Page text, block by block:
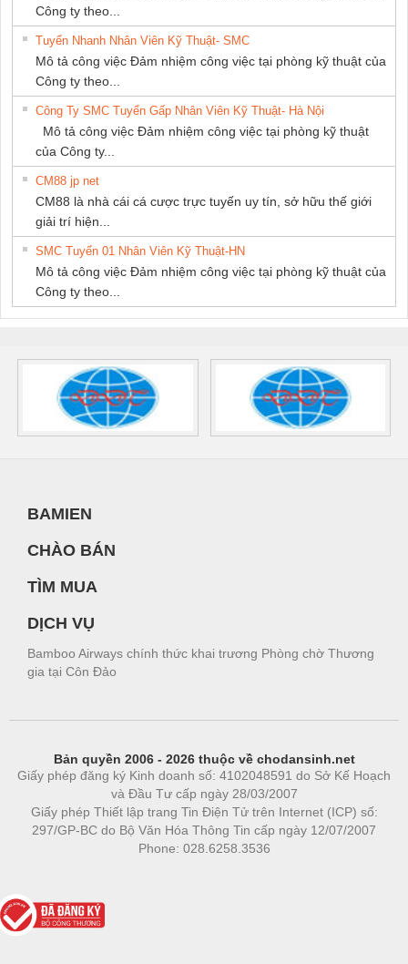
Công ty theo...
Tuyển Nhanh Nhân Viên Kỹ Thuật- SMC
Mô tả công việc Đảm nhiệm công việc tại phòng kỹ thuật của
Công ty theo...
Công Ty SMC Tuyển Gấp Nhân Viên Kỹ Thuật- Hà Nội
Mô tả công việc Đảm nhiệm công việc tại phòng kỹ thuật
của Công ty...
CM88 jp net
CM88 là nhà cái cá cược trực tuyến uy tín, sở hữu thế giới
giải trí hiện...
SMC Tuyển 01 Nhân Viên Kỹ Thuật-HN
Mô tả công việc Đảm nhiệm công việc tại phòng kỹ thuật của
Công ty theo...
BAMIEN
CHÀO BÁN
TÌM MUA
DỊCH VỤ
Bamboo Airways chính thức khai trương Phòng chờ Thương
gia tại Côn Đảo
Bản quyền 2006 - 2026 thuộc về chodansinh.net
Giấy phép đăng ký Kinh doanh số: 4102048591 do Sở Kế Hoạch
và Đầu Tư cấp ngày 28/03/2007
Giấy phép Thiết lập trang Tin Điện Tử trên Internet (ICP) số:
297/GP-BC do Bộ Văn Hóa Thông Tin cấp ngày 12/07/2007
Phone: 028.6258.3536